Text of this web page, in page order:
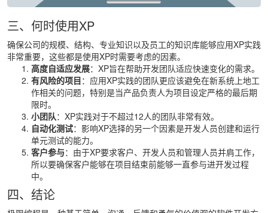
三、何时使用XP
确保公司的规模、结构、专业知识以及员工的知识库能够应用XP实践
非常重要，这些都是使用XP时需要考虑的因素。
高度自适应发展：XP旨在帮助开发团队适应快速变化的需求。
有风险的项目：应用XP实践的团队更应该避免在新系统上地工
作相关的问题，特别是当产品负责人为项目设定严格的最后期
限时。
小团队：XP实践对于不超过12人的团队非常有效。
自动化测试：影响XP选择的另一个因素是开发人员创建和运行
单元测试的能力。
客户参与：由于XP要求客户、开发人员和管理人员并肩工作，
所以要确保客户能够在项目结束前能够一直参与进开发过程
中。
四、结论